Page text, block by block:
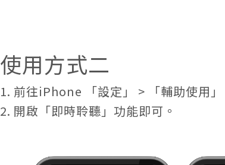
使用方式二
1. 前往iPhone 「設定」 > 「輔助使用
2. 開啟「即時聆聽」功能即可。